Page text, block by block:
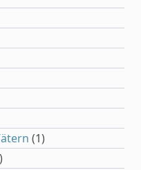
(1)